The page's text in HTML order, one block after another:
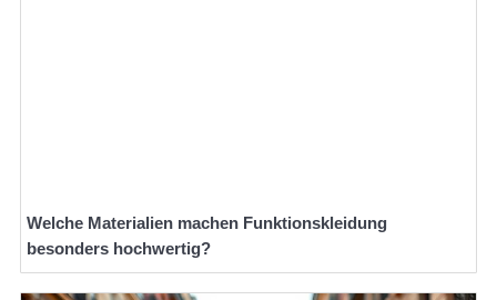
Welche Materialien machen Funktionskleidung
besonders hochwertig?